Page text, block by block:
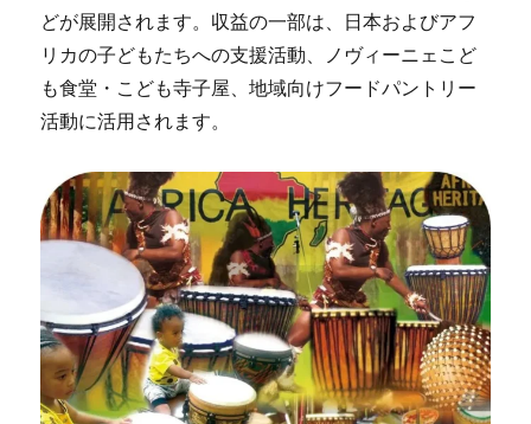
どが展開されます。収益の一部は、日本およびアフ
リカの子どもたちへの支援活動、ノヴィーニェこど
も食堂・こども寺子屋、地域向けフードパントリー
活動に活用されます。